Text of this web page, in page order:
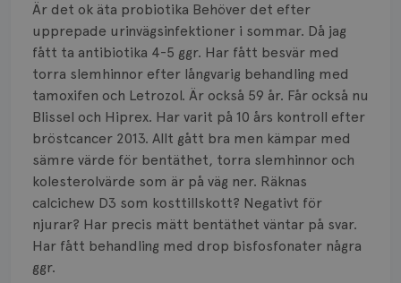
Är det ok äta probiotika Behöver det efter
upprepade urinvägsinfektioner i sommar. Då jag
fått ta antibiotika 4-5 ggr. Har fått besvär med
torra slemhinnor efter långvarig behandling med
tamoxifen och Letrozol. Är också 59 år. Får också nu
Blissel och Hiprex. Har varit på 10 års kontroll efter
bröstcancer 2013. Allt gått bra men kämpar med
sämre värde för bentäthet, torra slemhinnor och
kolesterolvärde som är på väg ner. Räknas
calcichew D3 som kosttillskott? Negativt för
njurar? Har precis mätt bentäthet väntar på svar.
Har fått behandling med drop bisfosfonater några
ggr.
Bröstvårta
Knöl
Läkemedel
Typ av bröstcancer
Smärta
Prognos
Risker